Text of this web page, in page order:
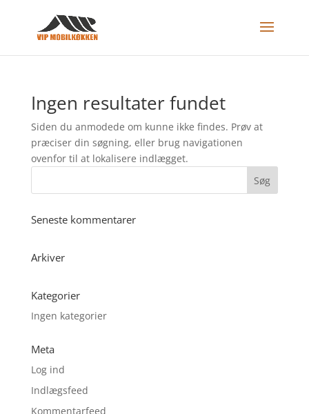
Ingen resultater fundet
Siden du anmodede om kunne ikke findes. Prøv at
præciser din søgning, eller brug navigationen
ovenfor til at lokalisere indlægget.
Seneste kommentarer
Arkiver
Kategorier
Ingen kategorier
Meta
Log ind
Indlægsfeed
Kommentarfeed